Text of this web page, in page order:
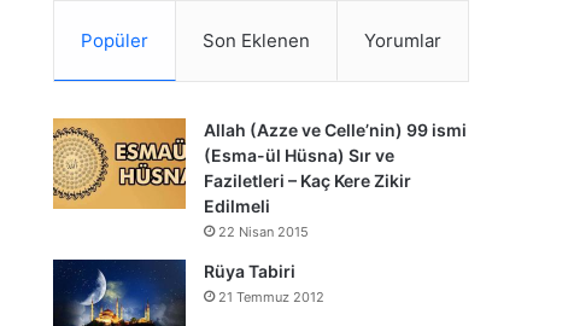
Popüler Son Eklenen Yorumlar
Allah (Azze ve Celle’nin) 99 ismi
(Esma-ül Hüsna) Sır ve
Faziletleri – Kaç Kere Zikir
Edilmeli
22 Nisan 2015
Rüya Tabiri
21 Temmuz 2012